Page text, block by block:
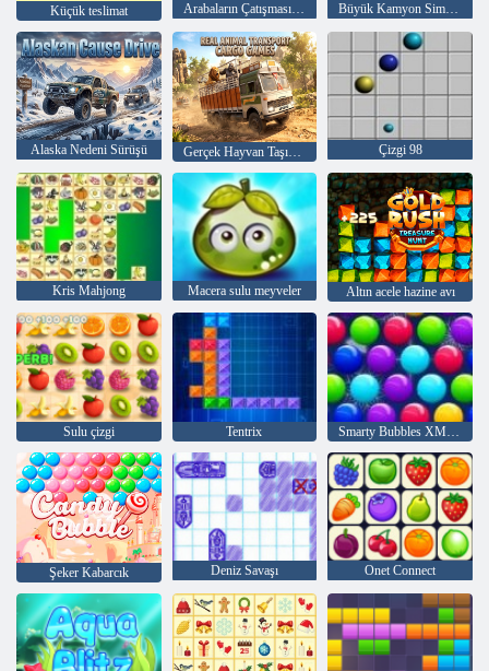
Küçük teslimat Arabaların Çatışması Arenası Büyük Kamyon Simülatörü
Alaska Nedeni Sürüşü Gerçek Hayvan Taşıma Kargo Oyunları Çizgi 98
Kris Mahjong Macera sulu meyveler Altın acele hazine avı
Sulu çizgi Tentrix Smarty Bubbles XMas Sürümü
Şeker Kabarcık Deniz Savaşı Onet Connect